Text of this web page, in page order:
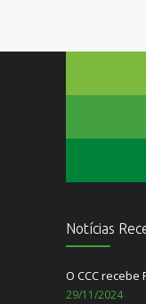
Notícias
29/11/2024